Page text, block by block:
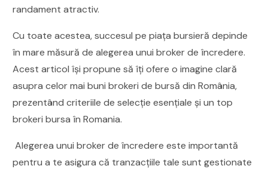
randament atractiv.
Cu toate acestea, succesul pe piața bursieră depinde
în mare măsură de alegerea unui broker de încredere.
Acest articol își propune să îți ofere o imagine clară
asupra celor mai buni brokeri de bursă din România,
prezentând criteriile de selecție esențiale și un top
brokeri bursa în Romania.
Alegerea unui broker de încredere este importantă
pentru a te asigura că tranzacțiile tale sunt gestionate